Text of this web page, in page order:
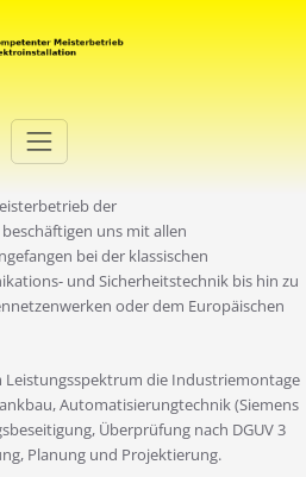
der
uns mit allen
bei der klassischen
und Sicherheitstechnik bis hin zu
oder dem Europäischen
Leistungsspektrum die Industriemontage
Automatisierungtechnik (Siemens
Überprüfung nach DGUV 3
Planung und Projektierung.